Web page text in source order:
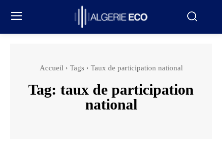
Accueil Tags Taux de participation national
Tag: taux de participation
national